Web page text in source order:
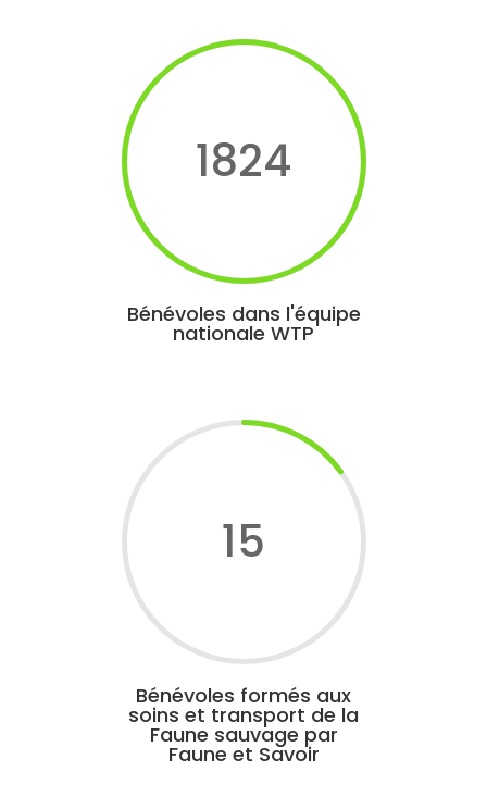
1824
Bénévoles dans l'équipe
nationale WTP
15
Bénévoles formés aux
soins et transport de la
Faune sauvage par
Faune et Savoir